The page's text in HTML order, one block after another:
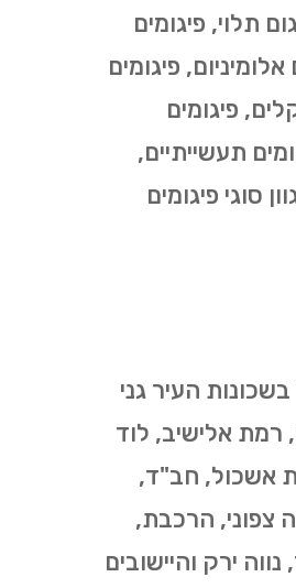
תלוי, פיגומים
אלומיניום, פיגומים
פיגומים
תעשייתיים,
סוגי פיגומים
העיר גני
רמת אלישיב, לוד
אשכול, חב"ד,
צפוני, הרכבת,
ירק והיישובים